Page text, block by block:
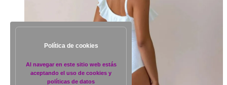
Política de cookies
Al navegar en este sitio web estás
aceptando el uso de cookies y
políticas de datos